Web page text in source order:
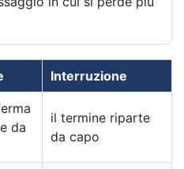
Interruzione
da
il termine riparte
da capo